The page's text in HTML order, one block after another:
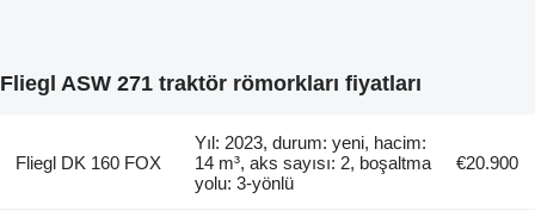
Fliegl ASW 271 traktör römorkları fiyatları
Fliegl DK 160 FOX
Yıl: 2023, durum: yeni, hacim:
14 m³, aks sayısı: 2, boşaltma
yolu: 3-yönlü
€20.900